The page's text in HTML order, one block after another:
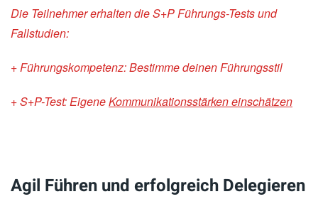
Die Teilnehmer erhalten die S+P Führungs-Tests und
Fallstudien:
+ Führungskompetenz: Bestimme deinen Führungsstil
+ S+P-Test: EigeneKommunikationsstärken einschätzen
Agil Führen und erfolgreich Delegieren